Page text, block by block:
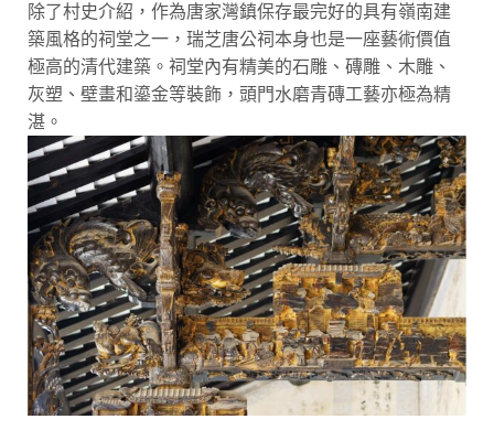
除了村史介紹，作為唐家灣鎮保存最完好的具有嶺南建
築風格的祠堂之一，瑞芝唐公祠本身也是一座藝術價值
極高的清代建築。祠堂內有精美的石雕、磚雕、木雕、
灰塑、壁畫和鎏金等裝飾，頭門水磨青磚工藝亦極為精
湛。